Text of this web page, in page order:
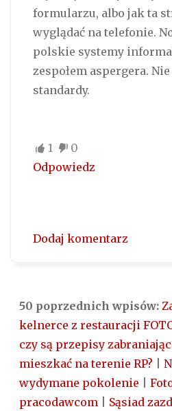
formularzu, albo jak ta
wyglądać na telefonie.
polskie systemy
zespołem aspergera.
standardy.
1
0
Odpowiedz
Dodaj komentarz
50 poprzednich wpisów:
kelnerce z restauracji
czy są przepisy
mieszkać na terenie RP?
wydymane pokolenie
pracodawcom
Sąsiad